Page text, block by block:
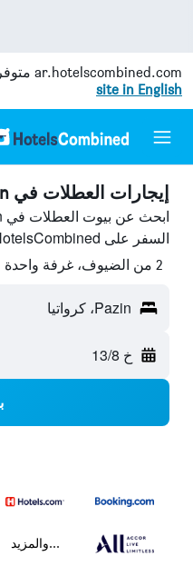
ar.hotelscombined.com
site in English
إيجارات العطلات في Pazin
السفر على HotelsCombined وقارن بينها ووفّر.
2 من الضيوف، غرفة واحدة
Pazin، كرواتيا
خ 13/8
...والمزيد